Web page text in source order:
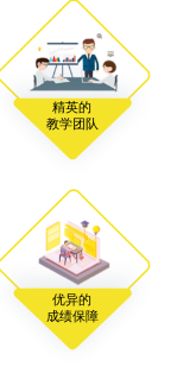
精英的
教学团队
优异的
成绩保障